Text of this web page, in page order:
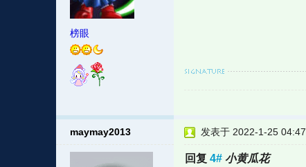
榜眼
maymay2013 发表于 2022-1-25 04:47
回复 4# 小黄瓜花